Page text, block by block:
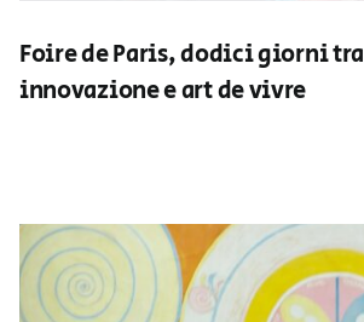
Foire de Paris, dodici giorni tra
innovazione e art de vivre